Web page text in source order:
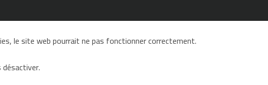
le site web pourrait ne pas fonctionner correctement.